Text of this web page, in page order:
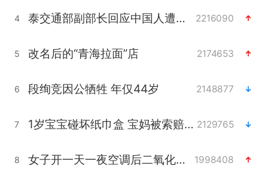
4 泰交通部副部长回应中国人遭歧视手势 2216090
5 改名后的“青海拉面”店 2174653
6 段绚竞因公牺牲 年仅44岁 2148877
7 1岁宝宝碰坏纸巾盒 宝妈被索赔924元 2129765
8 女子开一天一夜空调后二氧化碳中毒 1998408